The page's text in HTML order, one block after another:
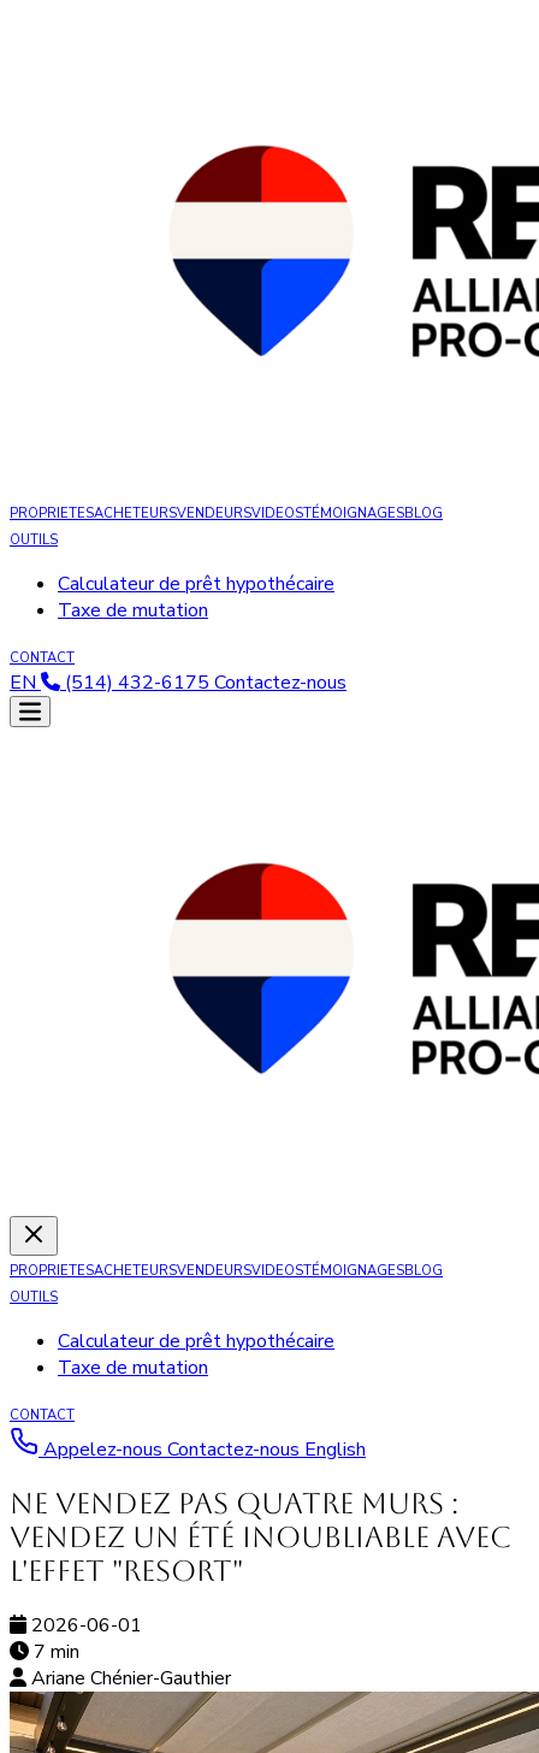
PROPRIETESACHETEURSVENDEURSVIDEOSTÉMOIGNAGESBLOG
OUTILS
Calculateur de prêt hypothécaire
Taxe de mutation
CONTACT
EN (514) 432-6175 Contactez-nous
PROPRIETESACHETEURSVENDEURSVIDEOSTÉMOIGNAGESBLOG
OUTILS
Calculateur de prêt hypothécaire
Taxe de mutation
CONTACT
Appelez-nous Contactez-nous English
Ne vendez pas quatre murs :
vendez un été inoubliable avec
l'effet "Resort"
2026-06-01
7 min
Ariane Chénier-Gauthier